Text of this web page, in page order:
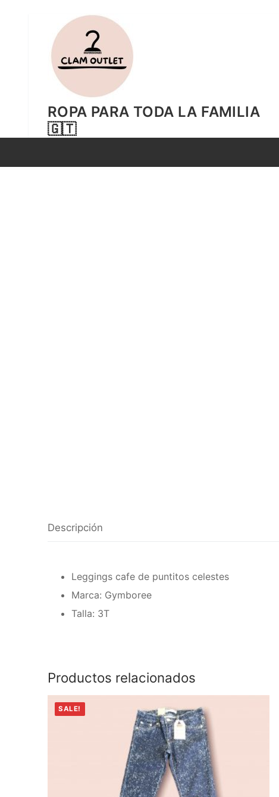
ROPA PARA TODA LA FAMILIA
🇬🇹
Descripción
Leggings cafe de puntitos celestes
Marca: Gymboree
Talla: 3T
Productos relacionados
SALE!